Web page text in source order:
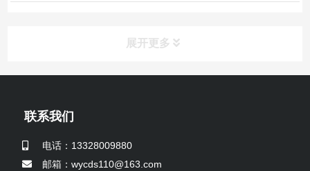
1238.29亿元，去年同期972.4亿元，同比增长29%；
展开更多
联系我们
电话：13328009880
邮箱：wycds110@163.com